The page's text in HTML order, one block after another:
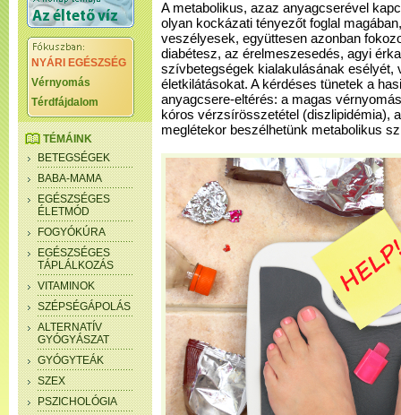
NYÁRI EGÉSZSÉG
Vérnyomás
Térdfájdalom
TÉMÁINK
BETEGSÉGEK
BABA-MAMA
EGÉSZSÉGES
ÉLETMÓD
FOGYÓKÚRA
EGÉSZSÉGES
TÁPLÁLKOZÁS
VITAMINOK
SZÉPSÉGÁPOLÁS
ALTERNATÍV
GYÓGYÁSZAT
GYÓGYTEÁK
SZEX
PSZICHOLÓGIA
A metabolikus, azaz anyagcserével
olyan kockázati tényezőt foglal
veszélyesek, együttesen azonban
diabétesz, az érelmeszesedés, agyi
szívbetegségek kialakulásának esélyét,
életkilátásokat. A kérdéses tünetek a
anyagcsere-eltérés: a magas
kóros vérzsírösszetétel (diszlipidémia),
meglétekor beszélhetünk metabolikus